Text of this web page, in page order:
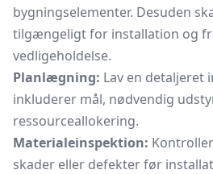
bygningselementer. Desuden
tilgængeligt for installation og
vedligeholdelse.
Planlægning: Lav en detaljeret
inkluderer mål, nødvendig
ressourceallokering.
Materialeinspektion:
skader eller defekter før